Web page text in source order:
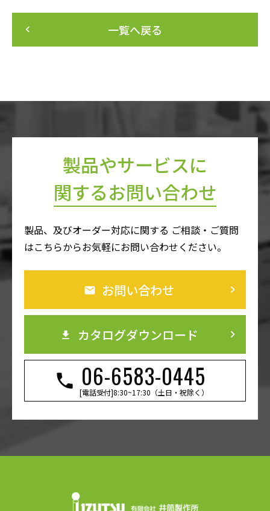
一覧へ戻る
keyboard_arrow_left
製品やサービスに
関するお問い合わせ
製品、及びオーダー対応に関する ご相談・ご質問
はこちらからお気軽にお問い合わせください。
お問い合わせ keyboard_arrow_right
カタログダウンロード keyboard_arrow_right
06-6583-0445
[電話受付]8:30~17:30（土日・祝除く）